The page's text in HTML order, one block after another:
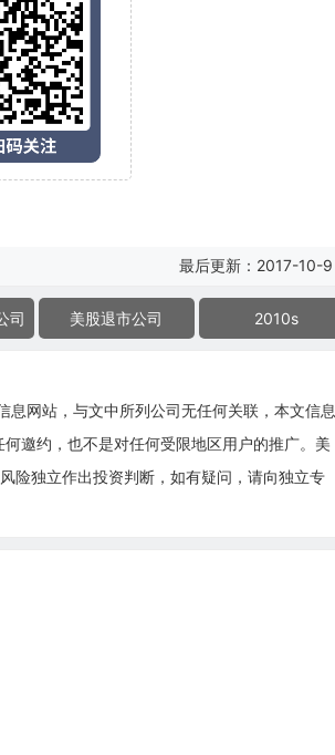
最后更新：2017-10-9
司 美股退市公司 2010s
网站，与文中所列公司无任何关联，本文信息
邀约，也不是对任何受限地区用户的推广。美
险独立作出投资判断，如有疑问，请向独立专